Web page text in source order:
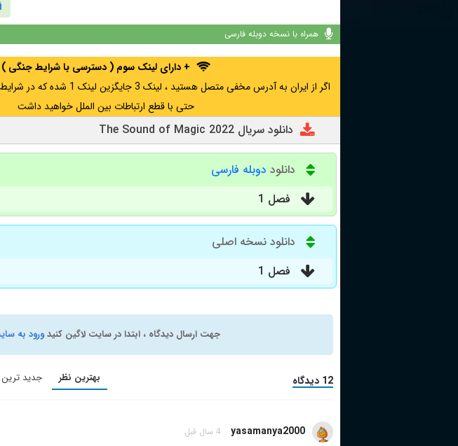
همراه با نسخه دوبله فارسی
+ دارای لینک سوم ( دسترسی با شرایط جنگی )
اگر از ایران به آدرس مخفی متصل
حتی با قطع ارتباطات بین الملل خواهید داشت
دانلود سریال The Sound of Magic 2022
دانلود دوبله فارسی
فصل 1
دانلود نسخه اصلی
فصل 1
جهت ارسال دیدگاه ، ابتدا در سایت لاگین کنیدورود به
12 دیدگاه بهترین نظر جدید ترین
yasamanya2000 4 سال قبل